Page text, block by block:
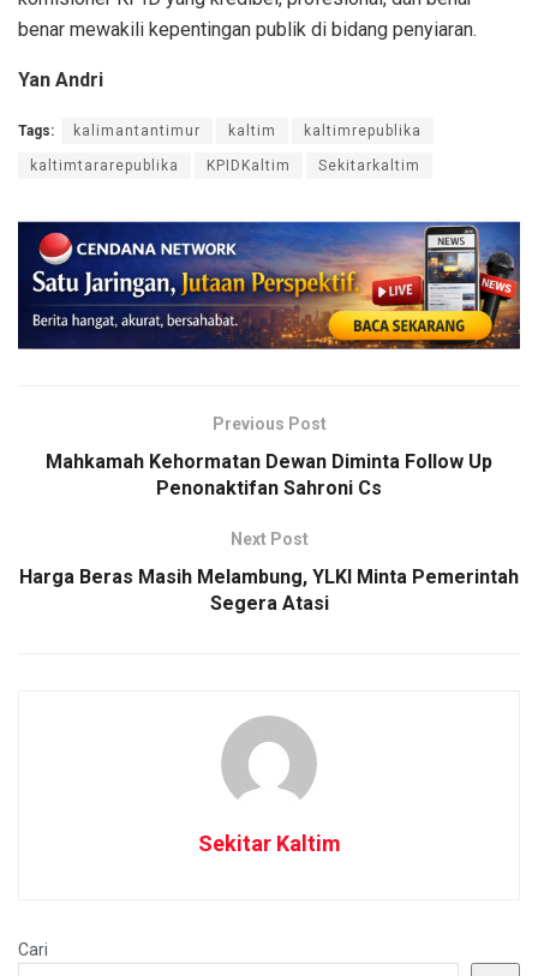
benar mewakili kepentingan publik di bidang penyiaran.
Yan Andri
Tags: kalimantantimur kaltim kaltimrepublika
kaltimtararepublika KPIDKaltim Sekitarkaltim
Previous Post
Mahkamah Kehormatan Dewan Diminta Follow Up
Penonaktifan Sahroni Cs
Next Post
Harga Beras Masih Melambung, YLKI Minta Pemerintah
Segera Atasi
Sekitar Kaltim
Cari